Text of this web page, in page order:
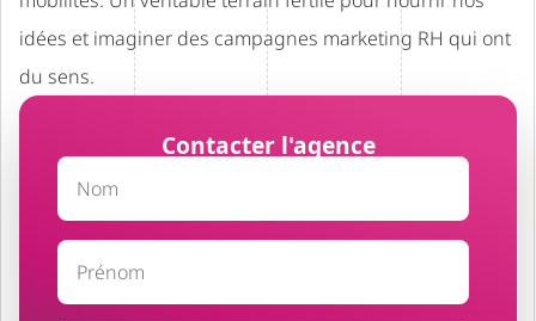
idées et imaginer des campagnes marketing RH qui ont
du sens.
Contacter l'agence